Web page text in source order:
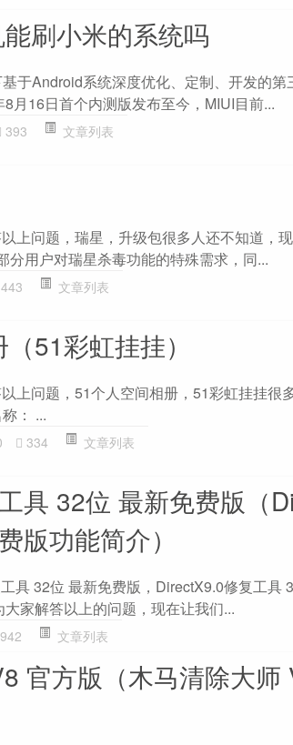
刷小米的系统吗
于Android系统深度优化、定制、开发的
月16日首个内测版发布至今，MIUI目前...
393 文章列表
上问题，瑞星，升级包很多人还不知道，
分用户对瑞星杀毒功能的特殊需求，同...
443 文章列表
51彩虹挂挂）
上问题，51个人空间相册，51彩虹挂挂很
： ...
334 文章列表
具 32位 最新免费版（
版功能简介）
具 32位 最新免费版，DirectX9.0修复工具
家解答以上的问题，现在让我们...
942 文章列表
官方版（木马清除大师